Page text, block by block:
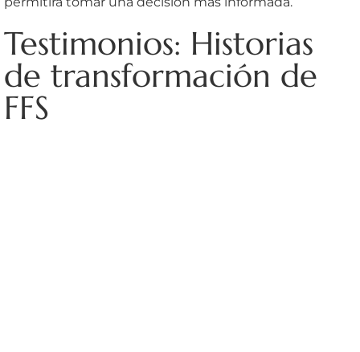
Testimonios: Historias
de transformación de
FFS